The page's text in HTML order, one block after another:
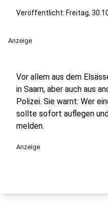
Veröffentlicht: Freitag,
Anzeige
Vor allem aus dem
in Saarn, aber auch aus
Polizei. Sie warnt: Wer
sollte sofort auflegen
melden.
Anzeige